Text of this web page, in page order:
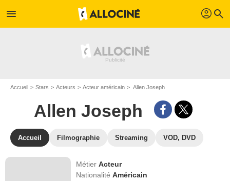
menu profil search
Accueil Stars Acteurs Acteur américain Allen Joseph
Allen Joseph
Accueil Filmographie Streaming VOD, DVD
MétierActeur
NationalitéAméricain